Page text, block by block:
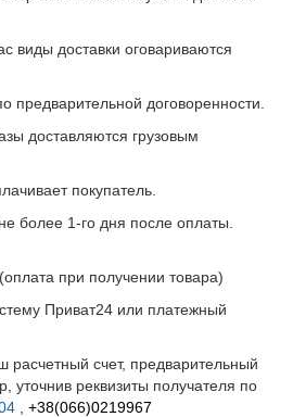
виды доставки оговариваются
предварительной договоренности.
доставляются грузовым
покупатель.
более 1-го дня после оплаты.
при получении товара)
Приват24 или платежный
расчетный счет, предварительный
уточнив реквизиты получателя по
+38(066)0219967